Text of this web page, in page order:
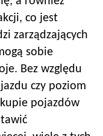
co jest
zarządzających
sobie
Bez względu
czy poziom
pojazdów